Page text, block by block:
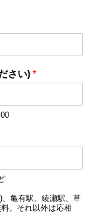
さい) *
)、亀有駅、綾瀬駅、草
。それ以外は応相